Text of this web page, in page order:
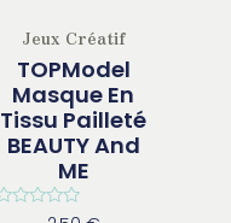
Jeux Créatif
TOPModel
Masque En
Tissu Pailleté
BEAUTY And
ME